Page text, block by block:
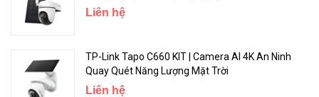
Liên hệ
TP-Link Tapo C660 KIT | Camera AI 4K An Ninh
Quay Quét Năng Lượng Mặt Trời
Liên hệ